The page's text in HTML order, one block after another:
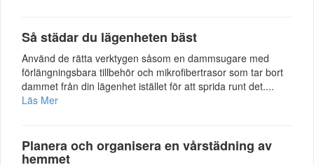
Så städar du lägenheten bäst
Använd de rätta verktygen såsom en dammsugare med
förlängningsbara tillbehör och mikrofibertrasor som tar bort
dammet från din lägenhet istället för att sprida runt det....
Läs Mer
Planera och organisera en vårstädning av
hemmet